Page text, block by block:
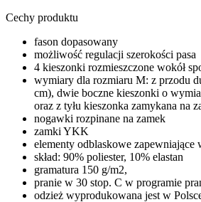
Cechy produktu
fason dopasowany
możliwość regulacji szerokości pasa
4 kieszonki rozmieszczone wokół
wymiary dla rozmiaru M: z przodu
cm), dwie boczne kieszonki o
oraz z tyłu kieszonka zamykana na
nogawki rozpinane na zamek
zamki YKK
elementy odblaskowe zapewniające
skład: 90% poliester, 10% elastan
gramatura 150 g/m2,
pranie w 30 stop. C w programie
odzież wyprodukowana jest w